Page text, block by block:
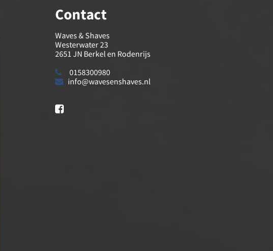
Contact
Waves & Shaves
Westerwater 23
2651 JN Berkel en Rodenrijs
0158300980
info@wavesenshaves.nl